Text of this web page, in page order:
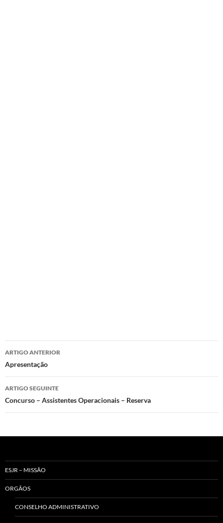
Navegação
de
artigos
ARTIGO ANTERIOR
Apresentação
ARTIGO SEGUINTE
Concurso – Assistentes Operacionais – Reserva
ESJR – MISSÃO
ORGÃOS
CONSELHO ADMINISTRATIVO